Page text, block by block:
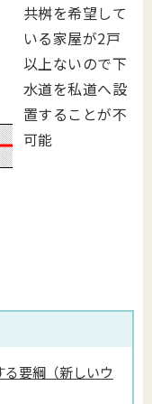
共桝を希望して
いる家屋が2戸
以上ないので下
水道を私道へ設
置することが不
可能
要綱（新しいウ